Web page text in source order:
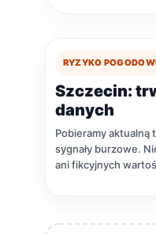
RYZYKO
Szczecin:
danych
Pobieramy
sygnały burzowe.
ani fikcyjnych